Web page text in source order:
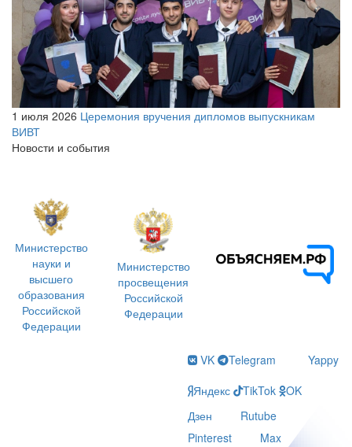
1 июля 2026 Церемония вручения дипломов выпускникам
ВИВТ
Новости и события
Министерство
науки и
высшего
образования
Российской
Федерации
Министерство
просвещения
Российской
Федерации
VK Telegram
Yappy
Яндекс
TikTok
OK
Дзен
Rutube
Pinterest
Max